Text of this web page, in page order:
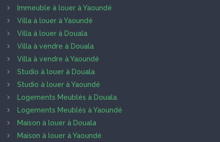
Immeuble à louer à Yaoundé
Villa à louer à Yaoundé
Villa à louer à Douala
Villa à vendre à Douala
Villa à vendre à Yaoundé
Studio à louer à Douala
Studio à louer à Yaoundé
Logements Meublés à Douala
Logements Meublés à Yaoundé
Maison à louer à Douala
Maison à louer à Yaoundé